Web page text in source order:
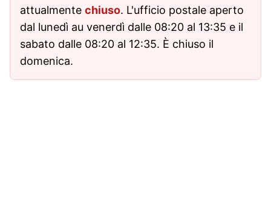
attualmente chiuso. L'ufficio postale aperto
dal lunedì au venerdì dalle 08:20 al 13:35 e il
sabato dalle 08:20 al 12:35. È chiuso il
domenica.